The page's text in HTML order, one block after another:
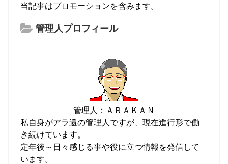
当記事はプロモーションを含みます。
管理人プロフィール
管理人：ＡＲＡＫＡＮ
私自身がアラ還の管理人ですが、現在進行形で働
き続けています。
定年後～日々感じる事や役に立つ情報を発信して
います。